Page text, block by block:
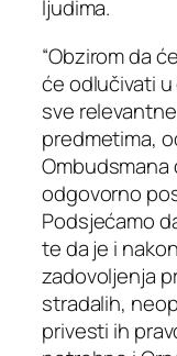
ljudima.
“Obzirom da
će odlučivati
sve
predmetima,
Ombudsmana
odgovorno
Podsjećamo
te da je i
zadovoljenja
stradalih,
privesti ih